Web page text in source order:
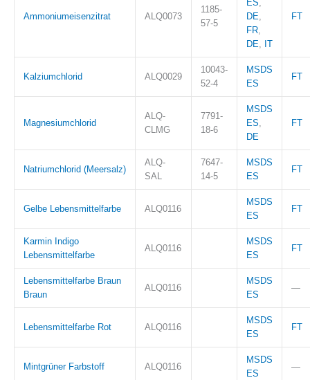
Ammoniumeisenzitrat ALQ0073
1185-
57-5
ES,
DE,
FR,
DE, IT
FT
Kalziumchlorid ALQ0029
10043-
52-4
MSDS
ES
FT
Magnesiumchlorid
ALQ-
CLMG
7791-
18-6
MSDS
ES,
DE
FT
Natriumchlorid (Meersalz)
ALQ-
SAL
7647-
14-5
MSDS
ES
FT
Gelbe Lebensmittelfarbe ALQ0116
MSDS
ES
FT
Karmin Indigo
Lebensmittelfarbe
ALQ0116
MSDS
ES
FT
Lebensmittelfarbe Braun
Braun
ALQ0116
MSDS
ES
—
Lebensmittelfarbe Rot ALQ0116
MSDS
ES
FT
Mintgrüner Farbstoff ALQ0116
MSDS
ES
—